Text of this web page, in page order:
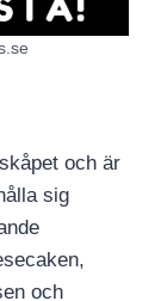
och är
sig
och